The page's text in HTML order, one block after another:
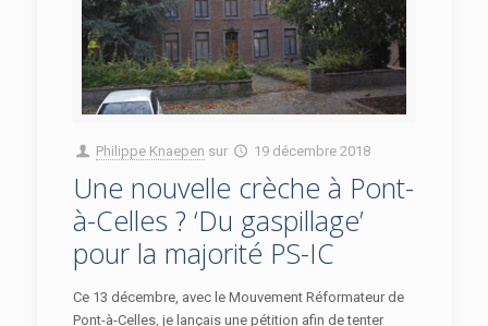
Philippe Knaepen sur 19 décembre 2018
Une nouvelle crèche à Pont-
à-Celles ? ‘Du gaspillage’
pour la majorité PS-IC
Ce 13 décembre, avec le Mouvement Réformateur de
Pont-à-Celles, je lançais une pétition afin de tenter